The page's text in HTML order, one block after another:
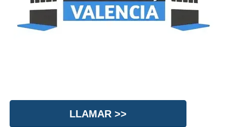
LLAMAR >>